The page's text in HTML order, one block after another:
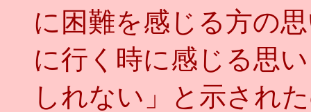
に困難を感じる方の
に行く時に感じる思
しれない」と示され